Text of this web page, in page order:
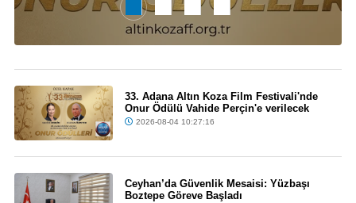
33. Adana Altın Koza Film Festivali'nde
Onur Ödülü Vahide Perçin'e verilecek
2026-08-04 10:27:16
Ceyhan’da Güvenlik Mesaisi: Yüzbaşı
Boztepe Göreve Başladı